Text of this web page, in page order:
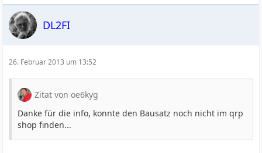
DL2FI
26. Februar 2013 um 13:52
Zitat von oe6kyg
Danke für die info, konnte den Bausatz noch nicht im qrp
shop finden...